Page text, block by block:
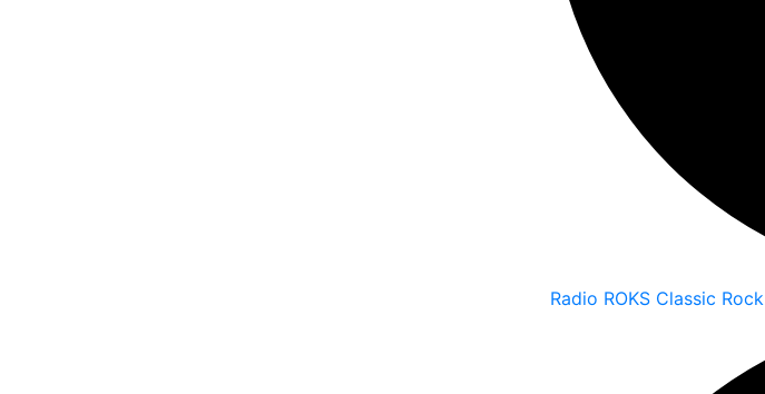
Radio ROKS Classic Rock